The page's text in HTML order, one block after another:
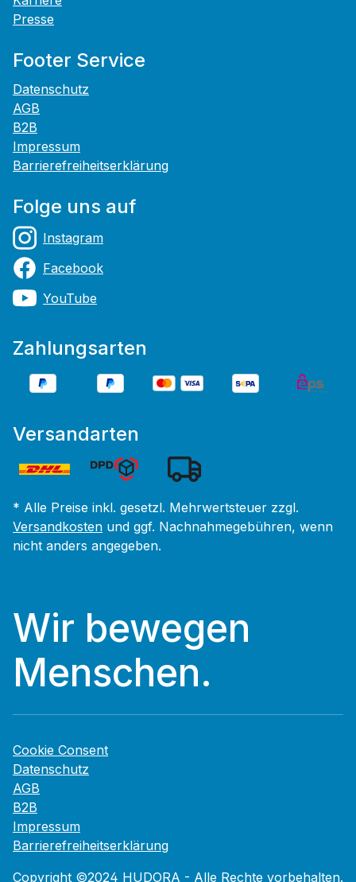
Presse
Footer Service
Datenschutz
AGB
B2B
Impressum
Barrierefreiheitserklärung
Folge uns auf
Instagram
Facebook
YouTube
Zahlungsarten
Versandarten
* Alle Preise inkl. gesetzl. Mehrwertsteuer zzgl.
Versandkosten und ggf. Nachnahmegebühren, wenn
nicht anders angegeben.
Wir bewegen
Menschen.
Cookie Consent
Datenschutz
AGB
B2B
Impressum
Barrierefreiheitserklärung
Copyright ©2024 HUDORA - Alle Rechte vorbehalten.